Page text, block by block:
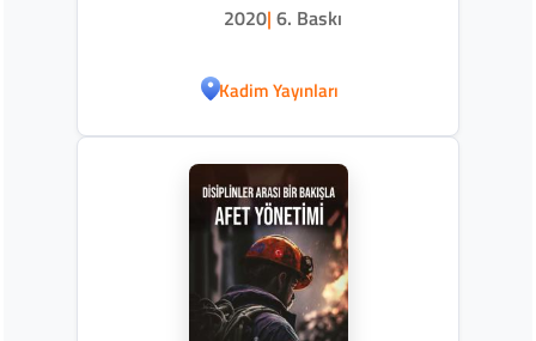
2020| 6. Baskı
Kadim Yayınları